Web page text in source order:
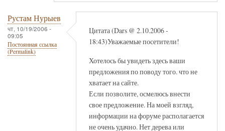
Рустам Нурыев
чт, 10/19/2006 -
09:05
Постоянная ссылка
(Permalink)
Цитата (Dars @ 2.10.2006 -
18:43)Уважаемые посетители!
Хотелось бы увидеть здесь ваши
предложения по поводу того. что не
хватает на сайте.
Если позволите, осмелюсь внести
свое предложение. На моей взгляд,
информации на форуме располагается
не очень удачно. Нет дерева или